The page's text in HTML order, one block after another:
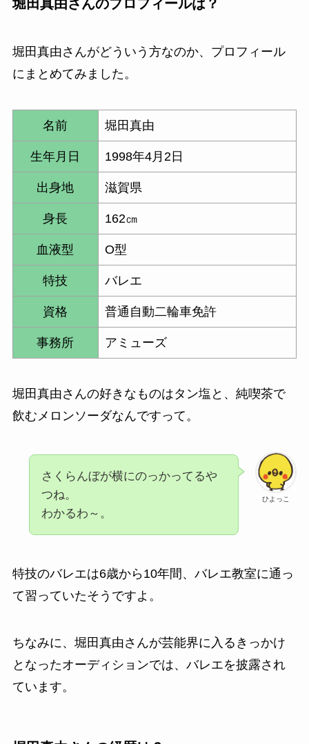
堀田真由さんのプロフィールは？
堀田真由さんがどういう方なのか、プロフィール
にまとめてみました。
名前 堀田真由
生年月日 1998年4月2日
出身地 滋賀県
身長 162㎝
血液型 O型
特技 バレエ
資格 普通自動二輪車免許
事務所 アミューズ
堀田真由さんの好きなものはタン塩と、純喫茶で
飲むメロンソーダなんですって。
ひよっこ
さくらんぼが横にのっかってるや
つね。
わかるわ～。
特技のバレエは6歳から10年間、バレエ教室に通っ
て習っていたそうですよ。
ちなみに、堀田真由さんが芸能界に入るきっかけ
となったオーディションでは、バレエを披露され
ています。